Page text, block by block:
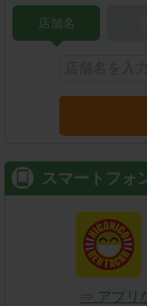
店舗名
スマートフォ
⇒ アプリ